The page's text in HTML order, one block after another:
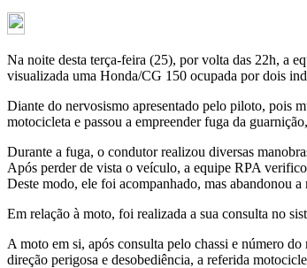
Na noite desta terça-feira (25), por volta das 22h, a
visualizada uma Honda/CG 150 ocupada por dois
Diante do nervosismo apresentado pelo piloto, pois
motocicleta e passou a empreender fuga da
Durante a fuga, o condutor realizou diversas
Após perder de vista o veículo, a equipe RPA
Deste modo, ele foi acompanhado, mas abandonou
Em relação à moto, foi realizada a sua consulta no
A moto em si, após consulta pelo chassi e número
direção perigosa e desobediência, a referida